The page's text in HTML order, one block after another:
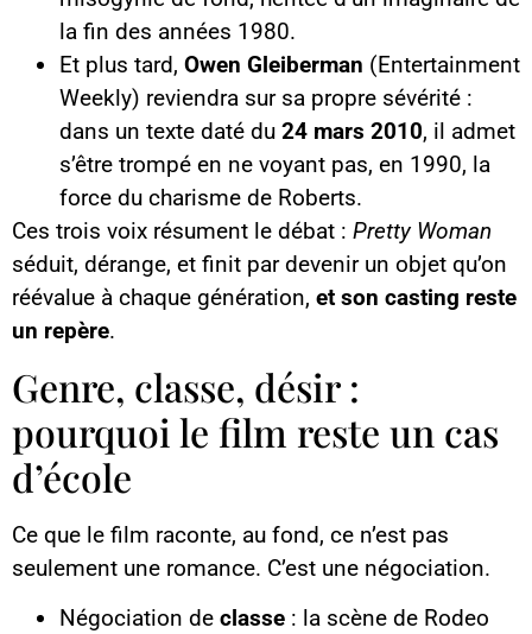
la fin des années 1980.
Et plus tard, Owen Gleiberman (Entertainment
Weekly) reviendra sur sa propre sévérité :
dans un texte daté du 24 mars 2010, il admet
s’être trompé en ne voyant pas, en 1990, la
force du charisme de Roberts.
Ces trois voix résument le débat : Pretty Woman
séduit, dérange, et finit par devenir un objet qu’on
réévalue à chaque génération, et son casting reste
un repère.
Genre, classe, désir :
pourquoi le film reste un cas
d’école
Ce que le film raconte, au fond, ce n’est pas
seulement une romance. C’est une négociation.
Négociation de classe : la scène de Rodeo